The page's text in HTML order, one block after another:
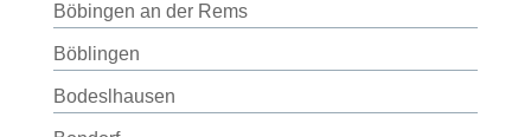
Böbingen an der Rems
Böblingen
Bodeslhausen